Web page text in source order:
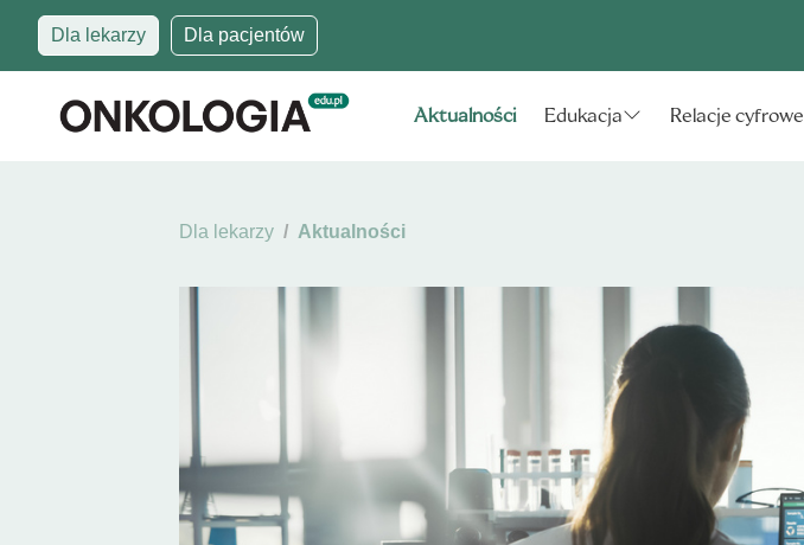
Dla lekarzy Dla pacjentów
Aktualności Edukacja Relacje cyfrowe
Dla lekarzy Aktualności